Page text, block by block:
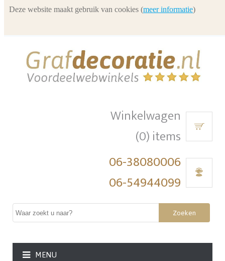
Winkelwagen
(0) items
06-38080006
06-54944099
Zoeken
MENU
Deze website maakt gebruik van cookies (meer informatie)